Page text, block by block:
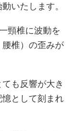
いたします。
頸椎に波動を
椎）の歪みが
も反響が大き
として刻まれ